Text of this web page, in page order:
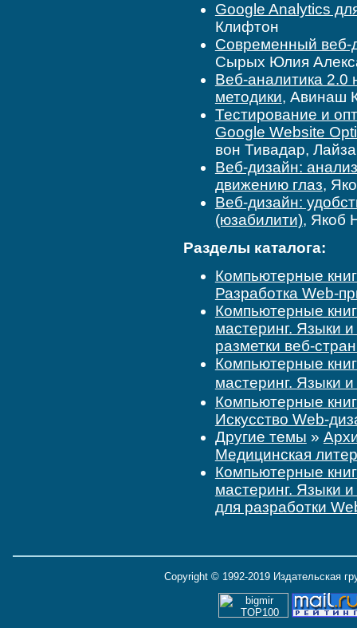
Google Analytics
Клифтон
Современный веб-
Сырых Юлия
Веб-аналитика 2.0
методики, Авинаш
Тестирование и
Google Website
вон Тивадар,
Веб-дизайн:
движению глаз,
Веб-дизайн:
(юзабилити), Якоб
Разделы каталога:
Компьютерные
Разработка Web-
Компьютерные
мастеринг. Языки
разметки веб-
Компьютерные
мастеринг. Языки
Компьютерные
Искусство Web-
Другие темы »
Медицинская
Компьютерные
мастеринг. Языки
для разработки
Copyright © 1992-2019 Издательская